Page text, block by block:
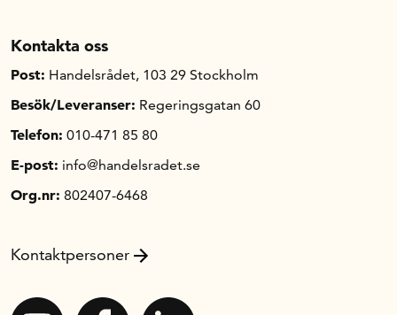
Kontakta oss
Post: Handelsrådet, 103 29 Stockholm
Besök/Leveranser: Regeringsgatan 60
Telefon: 010-471 85 80
E-post: info@handelsradet.se
Org.nr: 802407-6468
Kontaktpersoner